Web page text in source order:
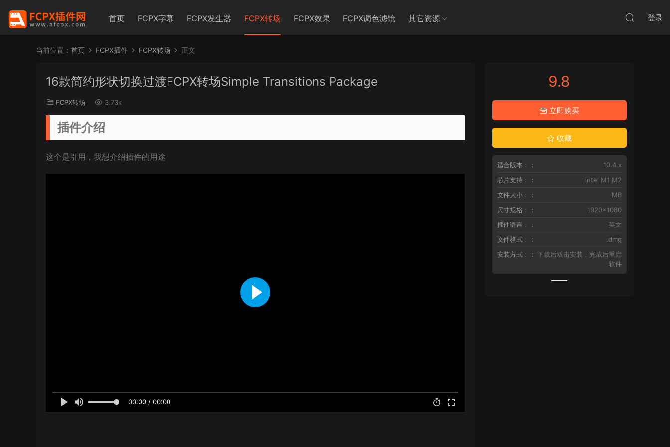
首页 FCPX字幕 FCPX发生器 FCPX转场 FCPX效果 FCPX调色滤镜 其它资源 登录
当前位置： 首页 FCPX插件 FCPX转场 正文
16款简约形状切换过渡FCPX转场Simple Transitions Package
FCPX转场 3.73k
插件介绍
这个是引用，我想介绍插件的用途
00:00 / 00:00
9.8
立即购买
收藏
适合版本：：
10.4.x
芯片支持：：
intel M1 M2
文件大小：：
MB
尺寸规格：：
1920x1080
插件语言：：
英文
文件格式：：
.dmg
安装方式：： 下载后双击安装，完成后重启
软件